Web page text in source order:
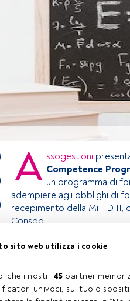
sito web utilizza i cookie
che i nostri 45 partner
univoci, sul tuo
A ssogestioni
Competence
un programma di
adempiere agli obblighi di
recepimento della MiFID II,
Consob.
accedi tramite il pulsante
registrarti per scoprire